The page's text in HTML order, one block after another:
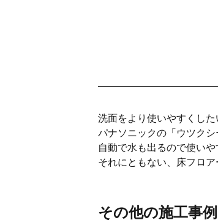
洗面をより使いやすくした
パナソニックの「ウツクシ
自動で水も出るので使いや
それにともない、床フロ
その他の施工事例